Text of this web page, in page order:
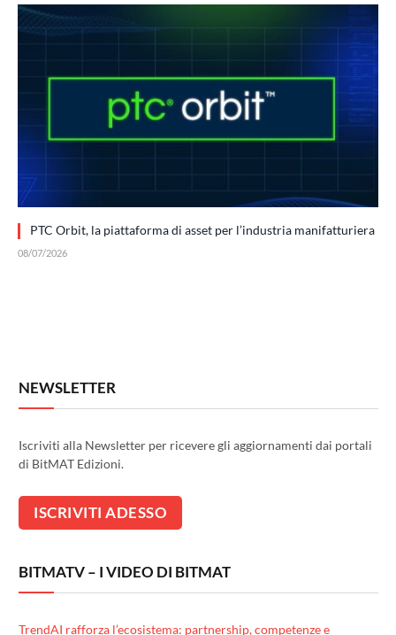
PTC Orbit, la piattaforma di asset per l’industria manifatturiera
08/07/2026
NEWSLETTER
Iscriviti alla Newsletter per ricevere gli aggiornamenti dai portali
di BitMAT Edizioni.
BITMATV – I VIDEO DI BITMAT
TrendAI rafforza l’ecosistema: partnership, competenze e